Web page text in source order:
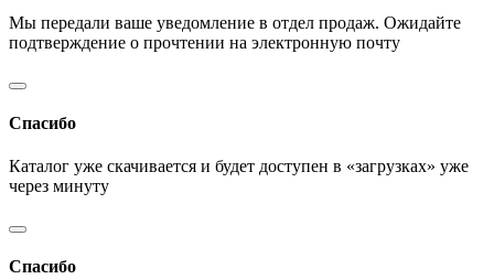
Мы передали ваше уведомление в отдел продаж. Ожидайте
подтверждение о прочтении на электронную почту
Спасибо
Каталог уже скачивается и будет доступен в «загрузках» уже
через минуту
Спасибо